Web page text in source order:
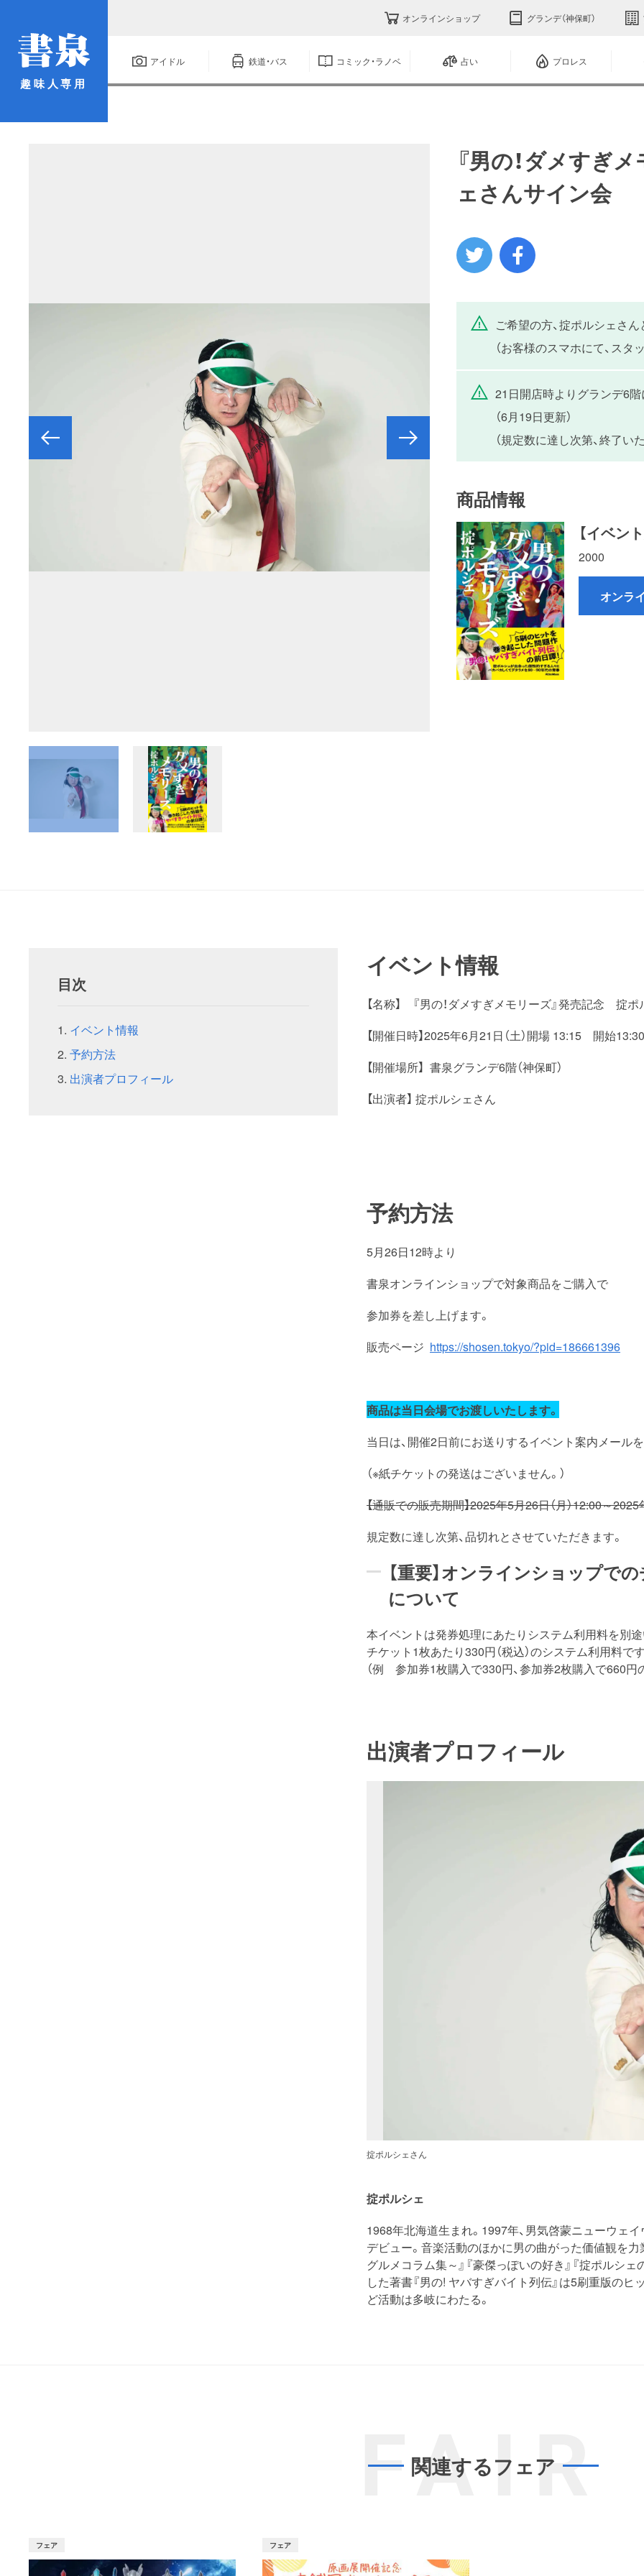
趣味人専用
オンラインショップ グランデ（神保町）
アイドル 鉄道・バス コミック・ラノベ 占い プロレス
『男の！ダメすぎ
ェさんサイン会
ご希望の方、掟ポルシェさ
（お客様のスマホにて、スタ
21日開店時よりグランデ6階
（6月19日更新）
（規定数に達し次第、終了い
商品情報
【イベン
2000
オンラ
目次
イベント情報
予約方法
出演者プロフィール
イベント情報
【名称】 『男の！ダメすぎメモリーズ』発売記念 掟
【開催日時】2025年6月21日（土）開場 13:15 開始13:30
【開催場所】 書泉グランデ6階（神保町）
【出演者】 掟ポルシェさん
予約方法
5月26日12時より
書泉オンラインショップで対象商品をご購入で
参加券を差し上げます。
販売ページ https://shosen.tokyo/?pid=186661396
商品は当日会場でお渡しいたします。
当日は、開催2日前にお送りするイベント案内メール
（※紙チケットの発送はございません。）
【通販での販売期間】2025年5月26日（月）12:00～2025
規定数に達し次第、品切れとさせていただきます。
【重要】オンラインショップで
について
本イベントは発券処理にあたりシステム利用料を別途
チケット1枚あたり330円（税込）のシステム利用料です
（例 参加券1枚購入で330円、参加券2枚購入で660円
出演者プロフィール
掟ポルシェさん
掟ポルシェ
1968年北海道生まれ。1997年、男気啓蒙ニューウェ
デビュー。音楽活動のほかに男の曲がった価値観を
グルメコラム集～』『豪傑っぽいの好き』『掟ポルシ
した著書『男の! ヤバすぎバイト列伝』は5刷重版のヒ
ど活動は多岐にわたる。
FAIR
関連するフェア
フェア フェア